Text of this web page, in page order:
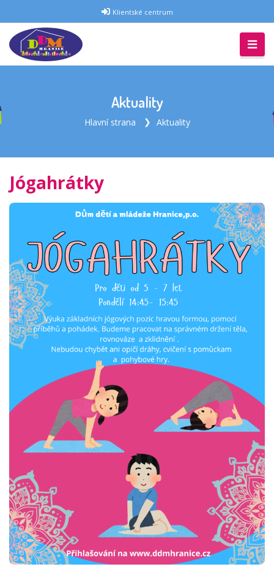
Klientské centrum
Aktuality
Hlavní strana Aktuality
Jógahrátky